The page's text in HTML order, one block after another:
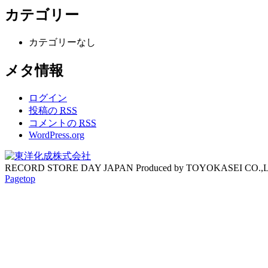
カテゴリー
カテゴリーなし
メタ情報
ログイン
投稿の RSS
コメントの RSS
WordPress.org
RECORD STORE DAY JAPAN Produced by TOYOKASEI
Pagetop